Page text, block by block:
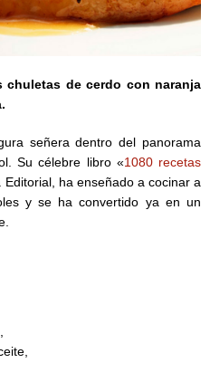
chuletas de cerdo con naranja
señera dentro del panorama
Su célebre libro «1080 recetas
Editorial, ha enseñado a cocinar a
y se ha convertido ya en un